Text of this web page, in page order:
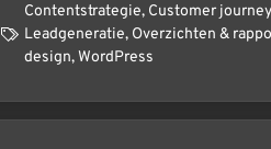
Contentstrategie, Customer journey
Leadgeneratie, Overzichten &
design,WordPress